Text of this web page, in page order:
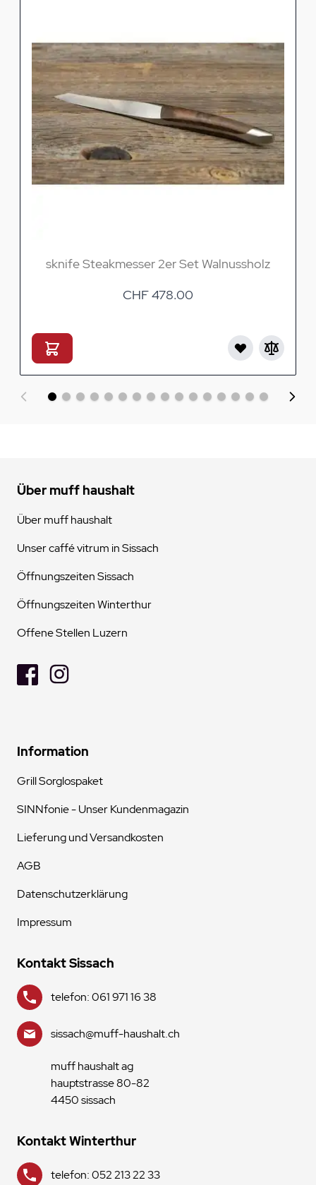
sknife Steakmesser 2er Set Walnussholz
CHF 478.00
Über muff haushalt
Über muff haushalt
Unser caffé vitrum in Sissach
Öffnungszeiten Sissach
Öffnungszeiten Winterthur
Offene Stellen Luzern
Information
Grill Sorglospaket
SINNfonie - Unser Kundenmagazin
Lieferung und Versandkosten
AGB
Datenschutzerklärung
Impressum
Kontakt Sissach
telefon: 061 971 16 38
sissach@muff-haushalt.ch
muff haushalt ag
hauptstrasse 80-82
4450 sissach
Kontakt Winterthur
telefon: 052 213 22 33